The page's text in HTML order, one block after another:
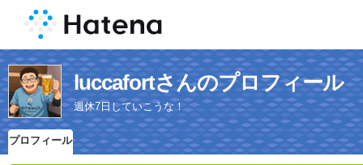
luccafortさんのプロフィール
週休7日していこうな！
プロフィール